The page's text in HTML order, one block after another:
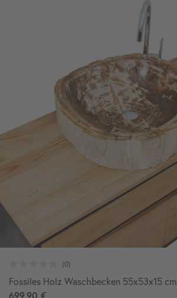
Fossiles Holz Waschbecken 55x53x15 cm
699,90 €